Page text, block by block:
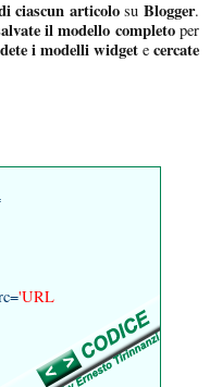
ciascun articolosu Blogger.
il modello completoper
i modelli widgetecercate
'URL